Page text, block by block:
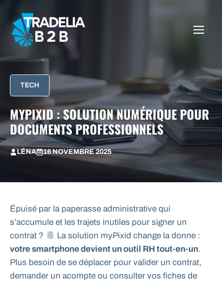
contenu
TECH
MYPIXID : SOLUTION NUMÉRIQUE POUR
DOCUMENTS PROFESSIONNELS
LÉNA 16 NOVEMBRE 2025
Épuisé par la paperasse administrative qui
s’accumule et les trajets inutiles pour signer un
contrat ?
La solution myPixid change la donne :
votre smartphone devient un outil RH tout-en-un.
Plus besoin de se déplacer pour valider un contrat,
demander un acompte ou consulter vos fiches de